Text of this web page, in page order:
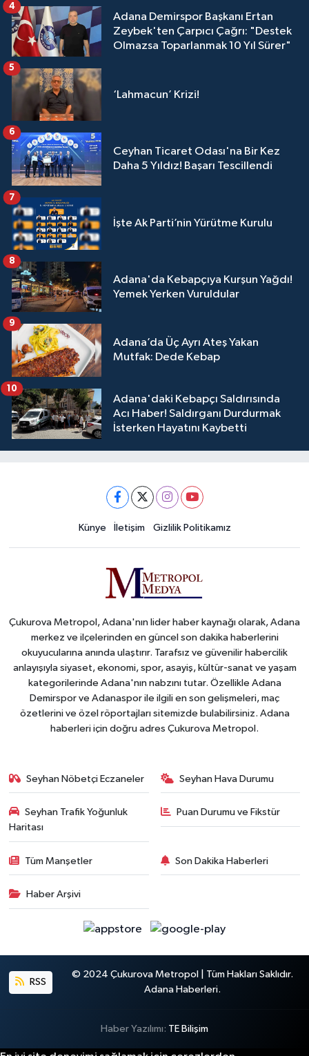
Adana Demirspor Başkanı Ertan
Zeybek'ten Çarpıcı Çağrı: "Destek
Olmazsa Toparlanmak 10 Yıl Sürer"
4
‘Lahmacun’ Krizi!
5
Ceyhan Ticaret Odası'na Bir Kez
Daha 5 Yıldız! Başarı Tescillendi
6
İşte Ak Parti’nin Yürütme Kurulu
7
Adana'da Kebapçıya Kurşun Yağdı!
Yemek Yerken Vuruldular
8
Adana’da Üç Ayrı Ateş Yakan
Mutfak: Dede Kebap
9
Adana'daki Kebapçı Saldırısında
Acı Haber! Saldırganı Durdurmak
İsterken Hayatını Kaybetti
10
Künye İletişim Gizlilik Politikamız
Çukurova Metropol, Adana'nın lider haber kaynağı olarak, Adana
merkez ve ilçelerinden en güncel son dakika haberlerini
okuyucularına anında ulaştırır. Tarafsız ve güvenilir habercilik
anlayışıyla siyaset, ekonomi, spor, asayiş, kültür-sanat ve yaşam
kategorilerinde Adana'nın nabzını tutar. Özellikle Adana
Demirspor ve Adanaspor ile ilgili en son gelişmeleri, maç
özetlerini ve özel röportajları sitemizde bulabilirsiniz. Adana
haberleri için doğru adres Çukurova Metropol.
Seyhan Nöbetçi Eczaneler Seyhan Hava Durumu
Seyhan Trafik Yoğunluk
Haritası
Puan Durumu ve Fikstür
Tüm Manşetler Son Dakika Haberleri
Haber Arşivi
RSS
© 2024 Çukurova Metropol | Tüm Hakları Saklıdır.
Adana Haberleri.
Haber Yazılımı: TE Bilişim